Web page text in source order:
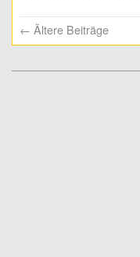
← Ältere Beiträge